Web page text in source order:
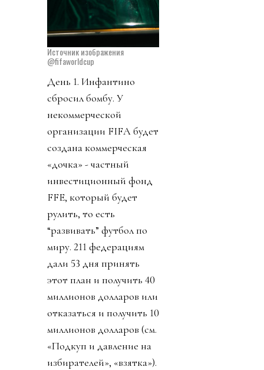
Источник изображения
@fifaworldcup
День 1. Инфантино
сбросил бомбу. У
некоммерческой
организации FIFA будет
создана коммерческая
«дочка» - частный
инвестиционный фонд
FFE, который будет
рулить, то есть
“развивать” футбол по
миру. 211 федерациям
дали 53 дня принять
этот план и получить 40
миллионов долларов или
отказаться и получить 10
миллионов долларов (см.
«Подкуп и давление на
избирателей», «взятка»).